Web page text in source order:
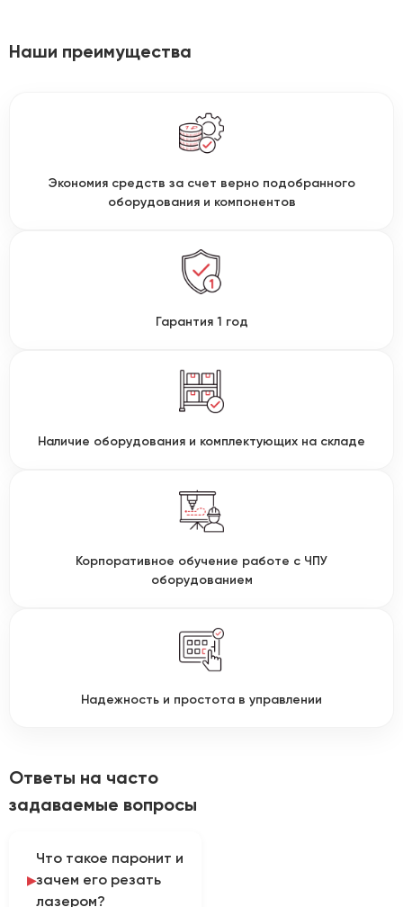
Наши преимущества
Экономия средств за счет верно подобранного
оборудования и компонентов
Гарантия 1 год
Наличие оборудования и комплектующих на складе
Корпоративное обучение работе с ЧПУ
оборудованием
Надежность и простота в управлении
Ответы на часто
задаваемые вопросы
Что такое паронит и
зачем его резать
лазером?